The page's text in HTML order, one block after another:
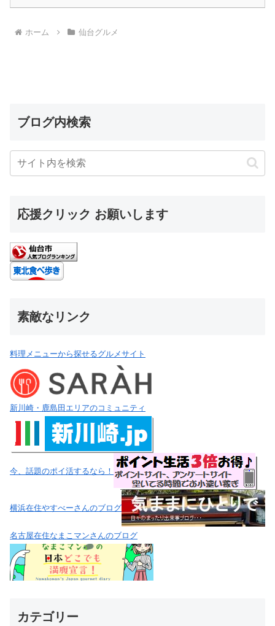
ホーム 仙台グルメ
ブログ内検索
応援クリック お願いします
素敵なリンク
料理メニューから探せるグルメサイト
新川崎・鹿島田エリアのコミュニティ
今、話題のポイ活するなら！
横浜在住やすべーさんのブログ
名古屋在住なまこマンさんのブログ
カテゴリー